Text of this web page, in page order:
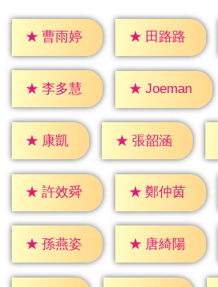
★ 曹雨婷 ★ 田路路
★ 李多慧 ★ Joeman
★ 康凱 ★ 張韶涵
★ 許效舜 ★ 鄭仲茵
★ 孫燕姿 ★ 唐綺陽